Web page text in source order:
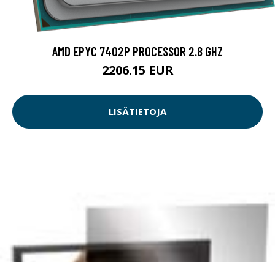
AMD EPYC 7402P PROCESSOR 2.8 GHZ
2206.15 EUR
LISÄTIETOJA